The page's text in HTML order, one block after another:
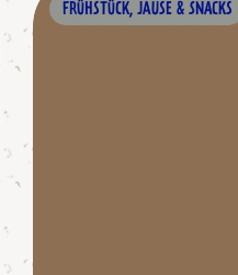
FRÜHSTÜCK, JAUSE & SNACKS